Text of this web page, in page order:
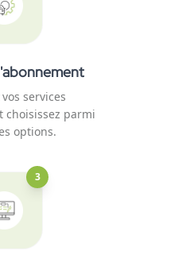
services
choisissez parmi
options.
3